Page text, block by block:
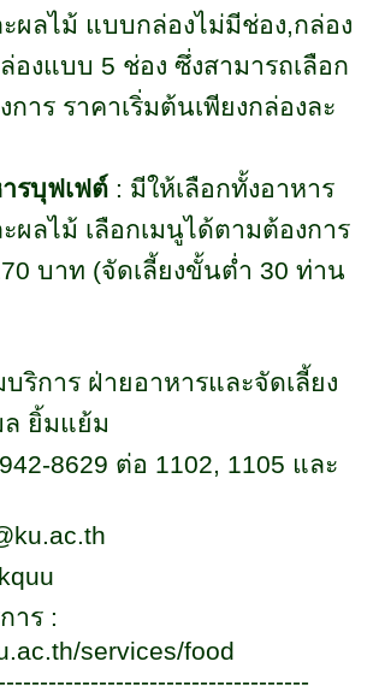
ผลไม้ แบบกล่องไม่มีช่อง,กล่อง
องแบบ 5 ช่อง ซึ่งสามารถเลือก
าร ราคาเริ่มต้นเพียงกล่องละ
รบุฟเฟต์ : มีให้เลือกทั้งอาหาร
ผลไม้ เลือกเมนูได้ตามต้องการ
บาท (จัดเลี้ยงขั้นต่ำ 30 ท่าน
ริการ ฝ่ายอาหารและจัดเลี้ยง
ยิ้มแย้ม
8629 ต่อ 1102, 1105 และ
าร :
services/food